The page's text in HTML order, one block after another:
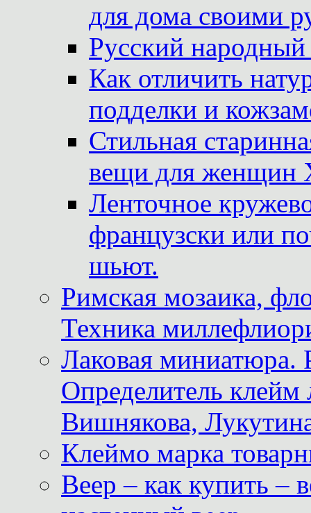
для дома своими
Русский
Как отличить
подделки и
Стильная
вещи для женщин
Ленточное
французски или
шьют.
Римская мозаика,
Техника
Лаковая миниатюра.
Определитель
Вишнякова,
Клеймо марка
Веер – как купить –